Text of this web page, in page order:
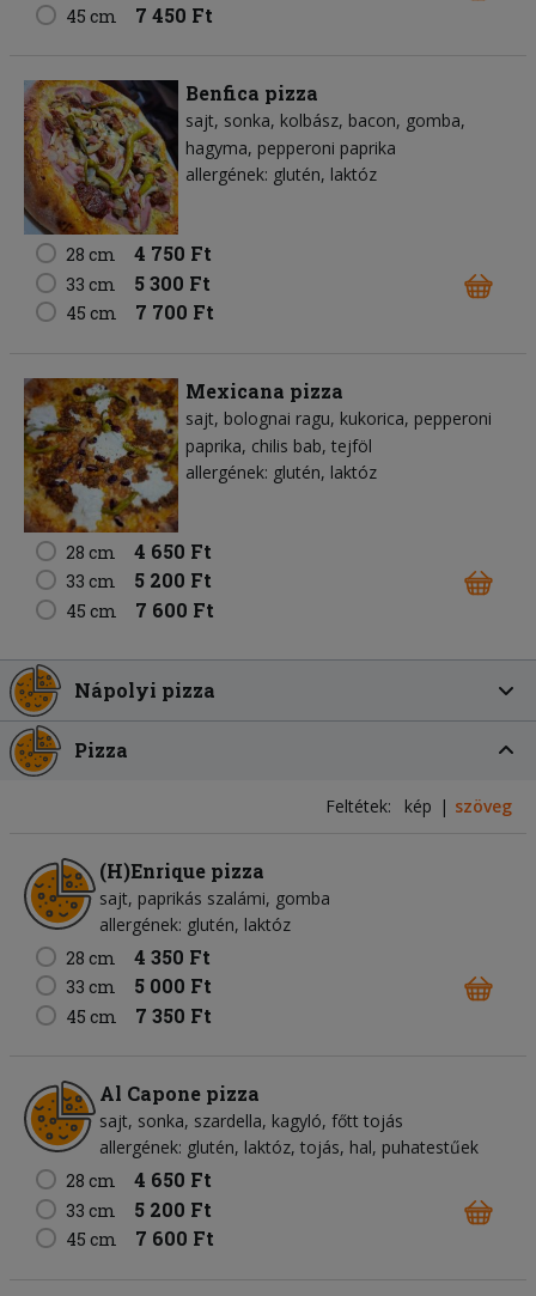
45 cm 7 450 Ft
Benfica pizza
sajt sonka kolbász bacon gomba
hagyma pepperoni paprika
allergének: glutén, laktóz
28 cm 4 750 Ft
33 cm 5 300 Ft
45 cm 7 700 Ft
Mexicana pizza
sajt bolognai ragu kukorica pepperoni
paprika chilis bab tejföl
allergének: glutén, laktóz
28 cm 4 650 Ft
33 cm 5 200 Ft
45 cm 7 600 Ft
Nápolyi pizza
Pizza
Feltétek: kép szöveg
(H)Enrique pizza
sajt paprikás szalámi gomba
allergének: glutén, laktóz
28 cm
4 350 Ft
33 cm 5 000 Ft
45 cm 7 350 Ft
Al Capone pizza
sajt sonka szardella kagyló főtt tojás
allergének: glutén, laktóz, tojás, hal, puhatestűek
28 cm
4 650 Ft
33 cm 5 200 Ft
45 cm 7 600 Ft